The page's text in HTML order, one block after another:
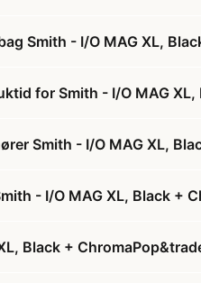
Smith - I/O MAG XL,
for Smith - I/O MAG
Smith - I/O MAG XL,
- I/O MAG XL, Black +
Black +